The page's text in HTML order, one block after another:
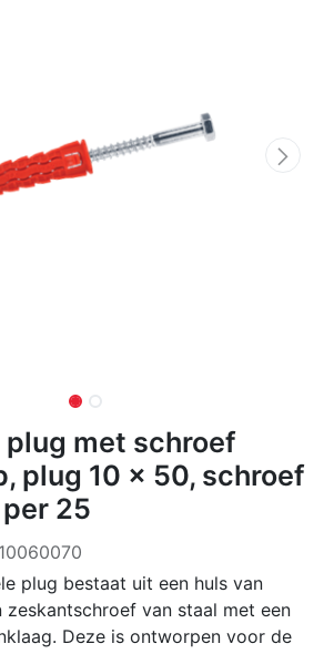
met schroef
plug 10 x 50, schroef
25
plug bestaat uit een huls van
zeskantschroef van staal met een
Deze is ontworpen voor de